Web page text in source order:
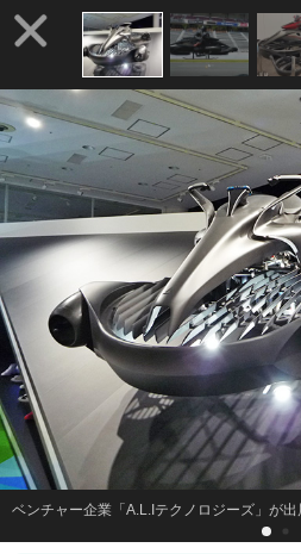
ベンチャー企業「A.L.Iテクノロジーズ」が出